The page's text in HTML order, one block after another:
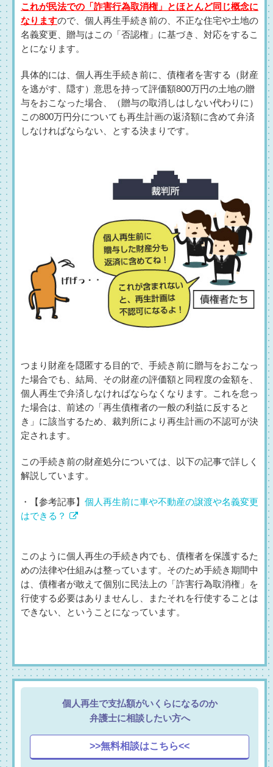
これが民法での「詐害行為取消権」とほとんど同じ概念に
なりますので、個人再生手続き前の、不正な住宅や土地の
名義変更、贈与はこの「否認権」に基づき、対応をするこ
とになります。
具体的には、個人再生手続き前に、債権者を害する（財産
を逃がす、隠す）意思を持って評価額800万円の土地の贈
与をおこなった場合、（贈与の取消しはしない代わりに）
この800万円分についても再生計画の返済額に含めて弁済
しなければならない、とする決まりです。
つまり財産を隠匿する目的で、手続き前に贈与をおこなっ
た場合でも、結局、その財産の評価額と同程度の金額を、
個人再生で弁済しなければならなくなります。これを怠っ
た場合は、前述の「再生債権者の一般の利益に反すると
き」に該当するため、裁判所により再生計画の不認可が決
定されます。
この手続き前の財産処分については、以下の記事で詳しく
解説しています。
・【参考記事】 個人再生前に車や不動産の譲渡や名義変更
はできる？
このように個人再生の手続き内でも、債権者を保護するた
めの法律や仕組みは整っています。そのため手続き期間中
は、債権者が敢えて個別に民法上の「詐害行為取消権」を
行使する必要はありませんし、またそれを行使することは
できない、ということになっています。
個人再生で支払額がいくらになるのか
弁護士に相談したい方へ
>>無料相談はこちら<<